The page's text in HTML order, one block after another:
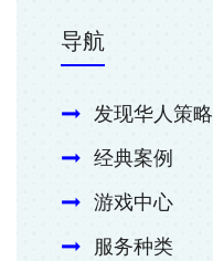
导航
发现华人策略
经典案例
游戏中心
服务种类